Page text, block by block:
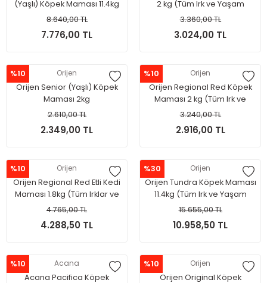
(Yaşlı) Köpek Maması 11.4kg
8.640,00 TL
7.776,00 TL
2 kg (Tüm Irk ve Yaşam
Evreleri İçin)
3.360,00 TL
3.024,00 TL
%10 Orijen
Orijen Senior (Yaşlı) Köpek
Maması 2kg
2.610,00 TL
2.349,00 TL
%10 Orijen
Orijen Regional Red Köpek
Maması 2 kg (Tüm Irk ve
Yaşam Evreleri İçin)
3.240,00 TL
2.916,00 TL
%10 Orijen
Orijen Regional Red Etli Kedi
Maması 1.8kg (Tüm Irklar ve
yaşam evreleri)
4.765,00 TL
4.288,50 TL
%30 Orijen
Orijen Tundra Köpek Maması
11.4kg (Tüm Irk ve Yaşam
Evreleri İçin)
15.655,00 TL
10.958,50 TL
%10 Acana
Acana Pacifica Köpek
%10 Orijen
Orijen Original Köpek